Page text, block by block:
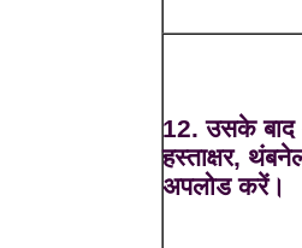
12. उसके बाद
हस्ताक्षर,
अपलोड करें।